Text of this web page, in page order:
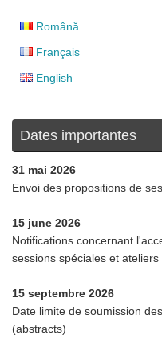
Română
Français
English
Dates importantes
31 mai 2026
Envoi des propositions de
15 june 2026
Notifications concernant
sessions spéciales et ateliers
15 septembre 2026
Date limite de soumission
(abstracts)